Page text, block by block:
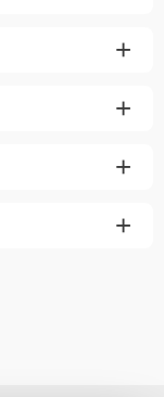
+
+
+
+